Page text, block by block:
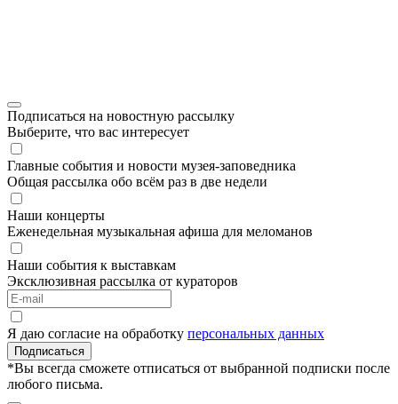
Подписаться на новостную рассылку
Выберите, что вас интересует
Главные события и новости музея-заповедника
Общая рассылка обо всём раз в две недели
Наши концерты
Еженедельная музыкальная афиша для меломанов
Наши события к выставкам
Эксклюзивная рассылка от кураторов
Я даю согласие на обработку персональных данных
Подписаться
*Вы всегда сможете отписаться от выбранной подписки после
любого письма.